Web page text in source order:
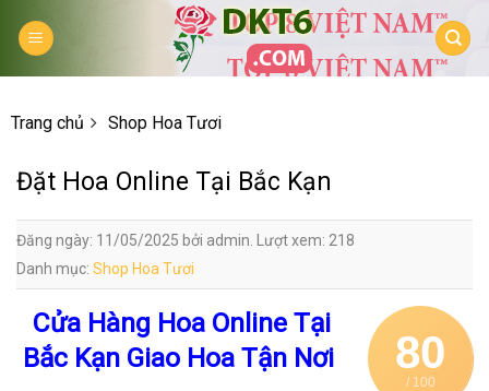
Trang chủ Shop Hoa Tươi
Đặt Hoa Online Tại Bắc Kạn
Đăng ngày: 11/05/2025 bởi admin. Lượt xem: 218
Danh mục: Shop Hoa Tươi
80
/ 100
Cửa Hàng Hoa Online Tại
Bắc Kạn Giao Hoa Tận Nơi